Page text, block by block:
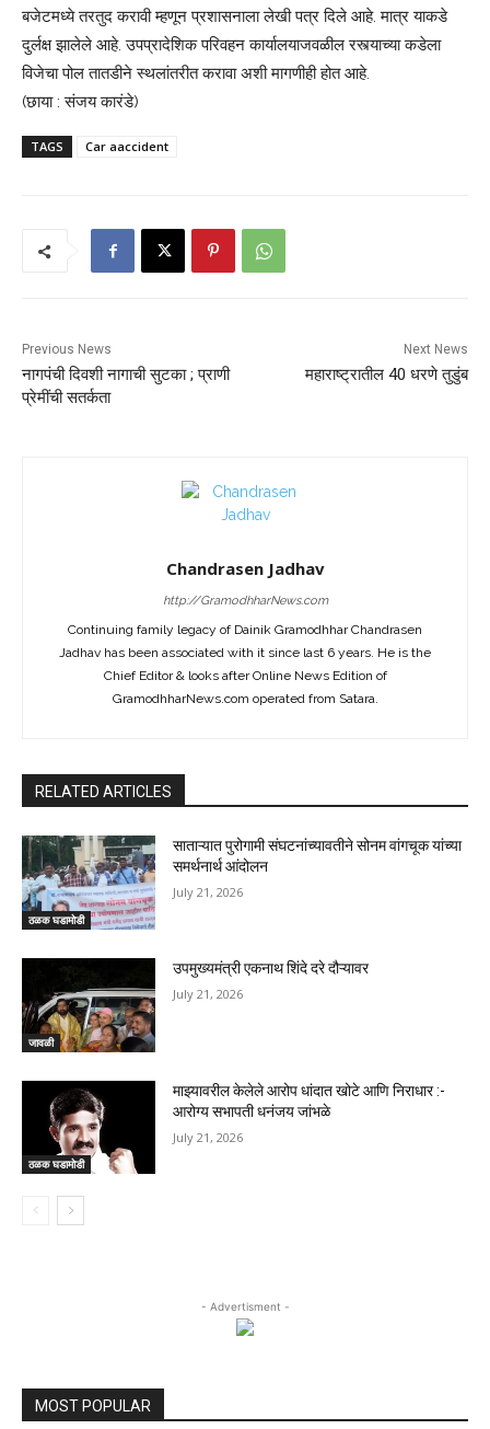
बजेटमध्ये तरतुद करावी म्हणून प्रशासनाला लेखी पत्र दिले आहे. मात्र याकडे
दुर्लक्ष झालेले आहे. उपप्रादेशिक परिवहन कार्यालयाजवळील रस्त्याच्या कडेला
विजेचा पोल तातडीने स्थलांतरीत करावा अशी मागणीही होत आहे.
(छाया : संजय कारंडे)
TAGS Car aaccident
Previous News
नागपंची दिवशी नागाची सुटका ; प्राणी
प्रेमींची सतर्कता
Next News
महाराष्ट्रातील 40 धरणे तुडुंब
Chandrasen Jadhav
http://GramodhharNews.com
Continuing family legacy of Dainik Gramodhhar Chandrasen
Jadhav has been associated with it since last 6 years. He is the
Chief Editor & looks after Online News Edition of
GramodhharNews.com operated from Satara.
RELATED ARTICLES
ठळक घडामोडी
साताऱ्यात पुरोगामी संघटनांच्यावतीने सोनम वांगचूक यांच्या
समर्थनार्थ आंदोलन
July 21, 2026
जावळी
उपमुख्यमंत्री एकनाथ शिंदे दरे दौऱ्यावर
July 21, 2026
ठळक घडामोडी
माझ्यावरील केलेले आरोप धांदात खोटे आणि निराधार :-
आरोग्य सभापती धनंजय जांभळे
July 21, 2026
- Advertisment -
MOST POPULAR